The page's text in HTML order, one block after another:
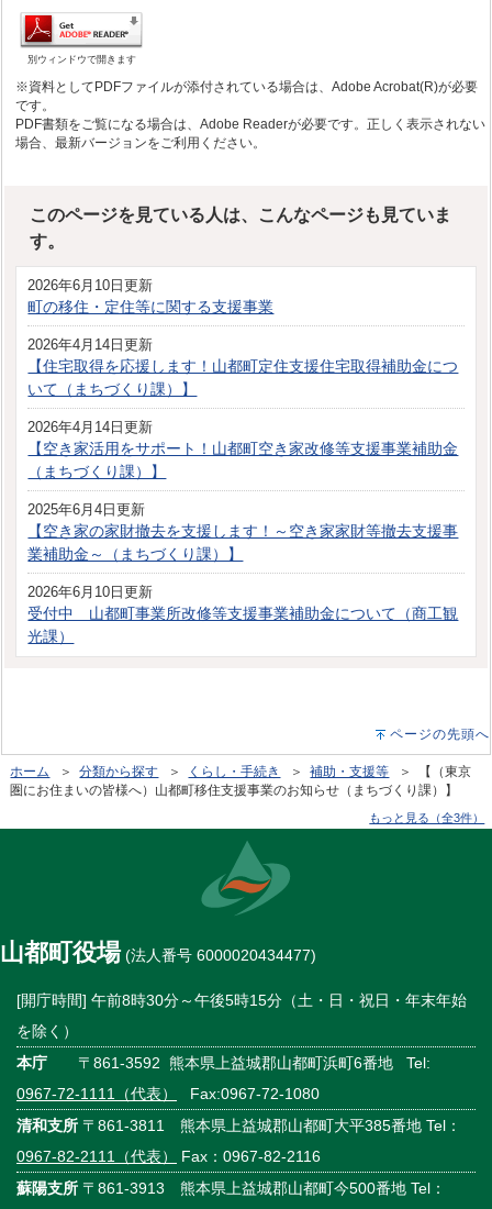
別ウィンドウで開きます
※資料としてPDFファイルが添付されている場合は、Adobe Acrobat(R)が必要
です。
PDF書類をご覧になる場合は、Adobe Readerが必要です。正しく表示されない
場合、最新バージョンをご利用ください。
このページを見ている人は、こんなページも見ていま
す。
2026年6月10日更新
町の移住・定住等に関する支援事業
2026年4月14日更新
【住宅取得を応援します！山都町定住支援住宅取得補助金につ
いて（まちづくり課）】
2026年4月14日更新
【空き家活用をサポート！山都町空き家改修等支援事業補助金
（まちづくり課）】
2025年6月4日更新
【空き家の家財撤去を支援します！～空き家家財等撤去支援事
業補助金～（まちづくり課）】
2026年6月10日更新
受付中 山都町事業所改修等支援事業補助金について（商工観
光課）
ページの先頭へ
ホーム ＞分類から探す ＞ くらし・手続き ＞補助・支援等 ＞ 【（東京
圏にお住まいの皆様へ）山都町移住支援事業のお知らせ（まちづくり課）】
もっと見る（全3件）
山都町役場(法人番号 6000020434477)
[開庁時間] 午前8時30分～午後5時15分（土・日・祝日・年末年始
を除く）
本庁 〒861-3592 熊本県上益城郡山都町浜町6番地 Tel:
0967-72-1111（代表）
Fax:0967-72-1080
清和支所 〒861-3811 熊本県上益城郡山都町大平385番地 Tel：
0967-82-2111（代表）
Fax：0967-82-2116
蘇陽支所 〒861-3913 熊本県上益城郡山都町今500番地 Tel：